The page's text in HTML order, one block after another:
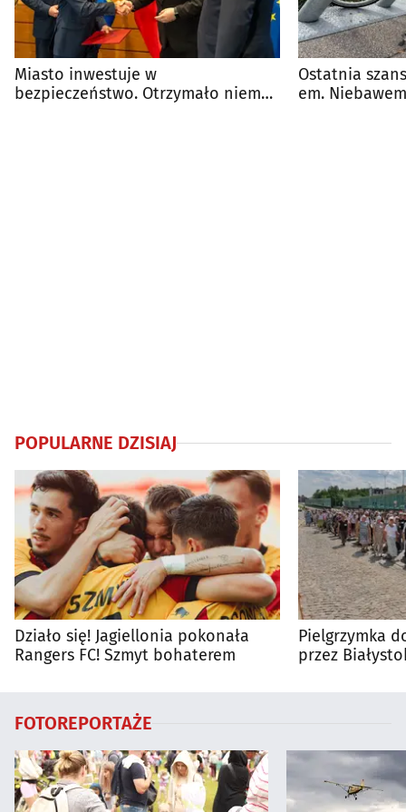
Miasto inwestuje w
bezpieczeństwo. Otrzymało niemal
Ostatnia
em.
POPULARNE DZISIAJ
Działo się! Jagiellonia pokonała
Rangers FC! Szmyt bohaterem
Pielgrzymka
przez
FOTOREPORTAŻE